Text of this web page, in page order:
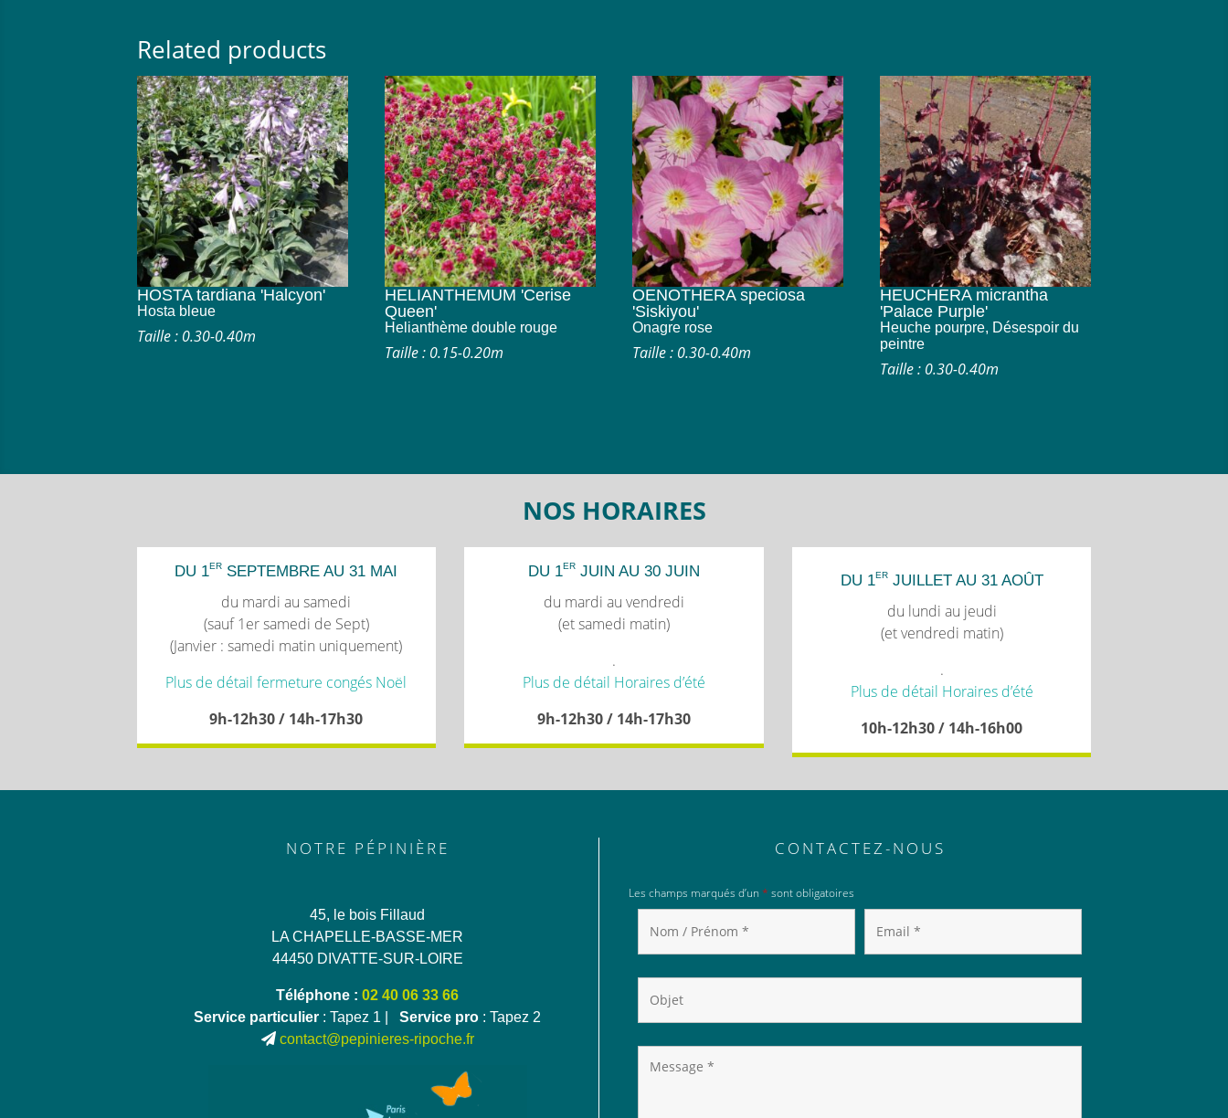
Related products
HOSTA tardiana 'Halcyon'
Hosta bleue
Taille : 0.30-0.40m
HELIANTHEMUM 'Cerise
Queen'
Helianthème double rouge
Taille : 0.15-0.20m
OENOTHERA speciosa
'Siskiyou'
Onagre rose
Taille : 0.30-0.40m
HEUCHERA micrantha
'Palace Purple'
Heuche pourpre, Désespoir du
peintre
Taille : 0.30-0.40m
NOS HORAIRES
DU 1ER SEPTEMBRE AU 31 MAI
du mardi au samedi
(sauf 1er samedi de Sept)
(Janvier : samedi matin uniquement)
Plus de détail fermeture congés Noël
9h-12h30 / 14h-17h30
DU 1ERJUIN AU 30 JUIN
du mardi au vendredi
(et samedi matin)
.
Plus de détail Horaires d’été
9h-12h30 / 14h-17h30
DU 1ERJUILLET AU 31 AOÛT
du lundi au jeudi
(et vendredi matin)
.
Plus de détail Horaires d’été
10h-12h30 / 14h-16h00
NOTRE PÉPINIÈRE
45, le bois Fillaud
LA CHAPELLE-BASSE-MER
44450 DIVATTE-SUR-LOIRE
Téléphone :02 40 06 33 66
Service particulier : Tapez 1 | Service pro : Tapez 2
contact@pepinieres-ripoche.fr
CONTACTEZ-NOUS
Les champs marqués d’un * sont obligatoires